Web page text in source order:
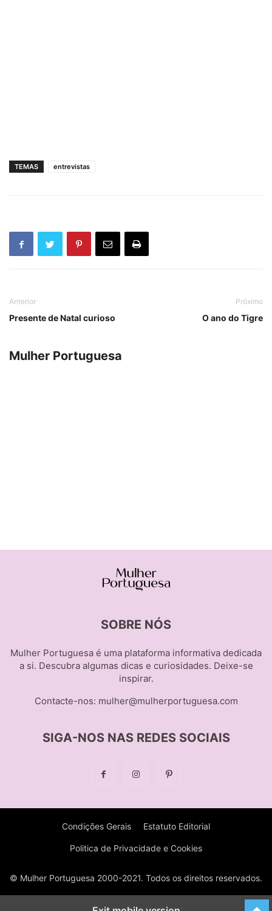
TEMAS entrevistas
Anterior
Presente de Natal curioso
Próximo
O ano do Tigre
Mulher Portuguesa
SOBRE NÓS
Mulher Portuguesa é uma plataforma informativa dedicada
a si. Descubra algumas dicas e curiosidades. Deixe-se
inspirar.
Contacte-nos: mulher@mulherportuguesa.com
SIGA-NOS NAS REDES SOCIAIS
Condições Gerais Estatuto Editorial
Politica de Privacidade e Cookies
© Mulher Portuguesa 2000-2021. Todos os direitos reservados.